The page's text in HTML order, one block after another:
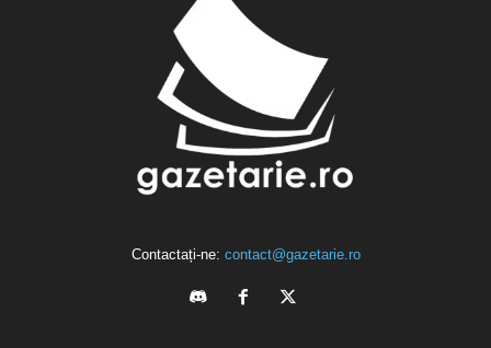
Contactați-ne: contact@gazetarie.ro